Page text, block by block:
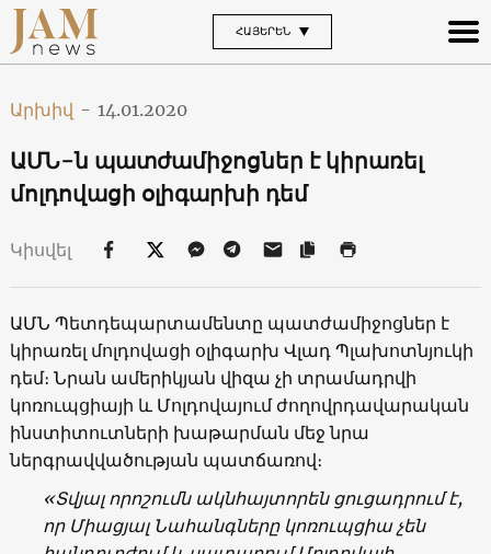
ՀԱՅԵՐԵՆ
Արխիվ - 14.01.2020
ԱՄՆ-ն պատժամիջոցներ է կիրառել
մոլդովացի օլիգարխի դեմ
Կիսվել
ԱՄՆ Պետդեպարտամենտը պատժամիջոցներ է
կիրառել մոլդովացի օլիգարխ Վլադ Պլախոտնյուկի
դեմ։ Նրան ամերիկյան վիզա չի տրամադրվի
կոռուպցիայի և Մոլդովայում ժողովրդավարական
ինստիտուտների խաթարման մեջ նրա
ներգրավվածության պատճառով։
«Տվյալ որոշումն ակնհայտորեն ցուցադրում է,
որ Միացյալ Նահանգները կոռուպցիա չեն